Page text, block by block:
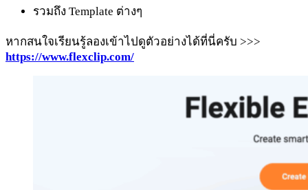
รวมถึง Template ต่างๆ
หากสนใจเรียนรู้ลองเข้าไปดูตัวอย่างได้ที่นี่ครับ >>>
https://www.flexclip.com/